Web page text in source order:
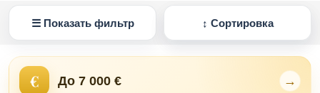
☰ Показать фильтр ↕ Сортировка
€ До 7 000 € →